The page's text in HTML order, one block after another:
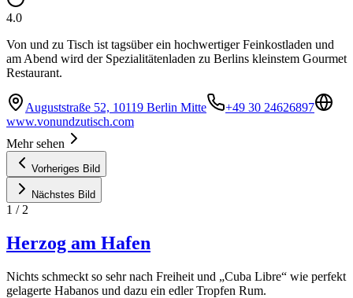
4.0
Von und zu Tisch ist tagsüber ein hochwertiger Feinkostladen und
am Abend wird der Spezialitätenladen zu Berlins kleinstem Gourmet
Restaurant.
Auguststraße 52, 10119 Berlin Mitte
+49 30 24626897
www.vonundzutisch.com
Mehr sehen
Vorheriges Bild
Nächstes Bild
1 / 2
Herzog am Hafen
Nichts schmeckt so sehr nach Freiheit und „Cuba Libre“ wie perfekt
gelagerte Habanos und dazu ein edler Tropfen Rum.